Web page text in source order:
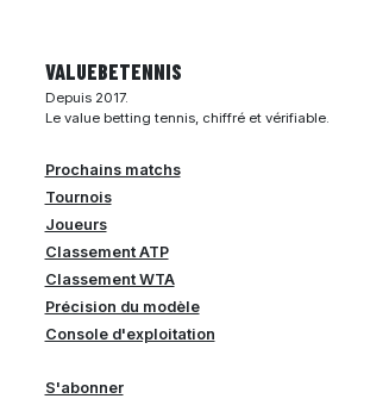
VALUEBETENNIS
Depuis 2017.
Le value betting tennis, chiffré et vérifiable.
Prochains matchs
Tournois
Joueurs
Classement ATP
Classement WTA
Précision du modèle
Console d'exploitation
S'abonner